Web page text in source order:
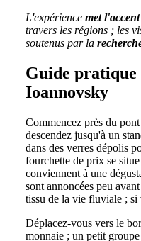
L'expérience met l'accent
travers les régions ; les
soutenus par la
Guide pratique
Ioannovsky
Commencez près du
descendez jusqu'à un
dans des verres dépolis
fourchette de prix se
conviennent à une
sont annoncées peu
tissu de la vie fluviale ; si
Déplacez-vous vers le
monnaie ; un petit